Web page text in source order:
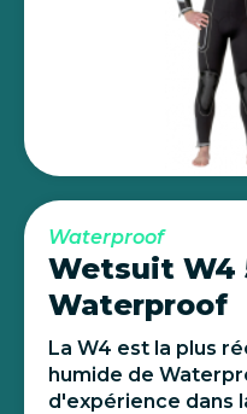
Waterproof
Wetsuit W4
Waterproof
La W4 est la plus
humide de
d'expérience dans